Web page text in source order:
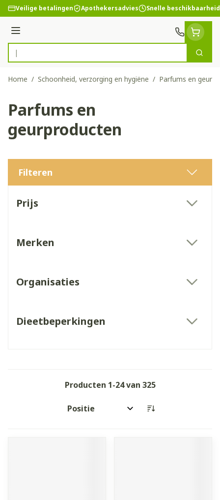
Ga naar de inhoud
Veilige betalingen Apothekersadvies Snelle beschikbaarheid
Menu
Product, merk, categorie...
Zoek
Home / Schoonheid, verzorging en hygiëne / Parfums en
Parfums en
geurproducten
Filteren
Prijs
Merken
Organisaties
Dieetbeperkingen
Producten 1-24van 325
Sorteer op: